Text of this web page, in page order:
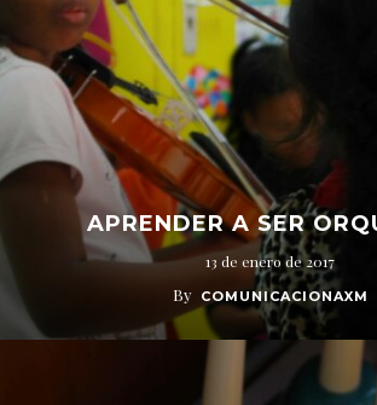
APRENDER A SER
13 de enero de 2017
By COMUNICACIONAXM